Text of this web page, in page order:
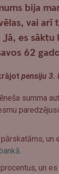
bija
vai arī
Jā, es
62
pensiju 3.
summa
un
.
un